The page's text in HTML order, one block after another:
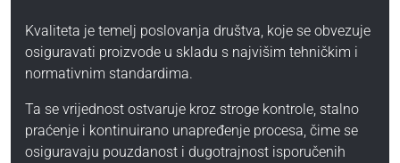
Kvaliteta je temelj poslovanja društva, koje se obvezuje
osiguravati proizvode u skladu s najvišim tehničkim i
normativnim standardima.
Ta se vrijednost ostvaruje kroz stroge kontrole, stalno
praćenje i kontinuirano unapređenje procesa, čime se
osiguravaju pouzdanost i dugotrajnost isporučenih